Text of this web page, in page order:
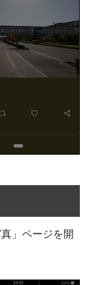
」ページを開